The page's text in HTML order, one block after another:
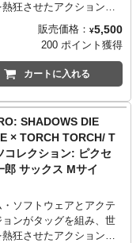
狂させたアクション・
ンチャーゲーム
SHADOWS DIE
』。「TORCH TORCH」
ボレーションTシャツが
！
さとは裏腹に、なんと8
シルクスクリーンを使用
まった謎の豪華仕様。
っかりとした厚みの5.6
採用。着心地が良く、
っても型崩れしづらく風
出るのが特徴です。
販売価格： ¥5,500
200 ポイント獲得
カートに入れる
SHADOWS DIE
× TORCH TORCH/ T
コレクション: ピクセ
郎 サックス Mサイ
・ソフトウェアとアクテ
ョンがタッグを組み、世
狂させたアクション・